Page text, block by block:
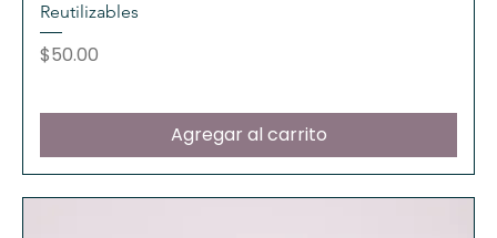
Reutilizables
Precio
$50.00
Agregar al carrito